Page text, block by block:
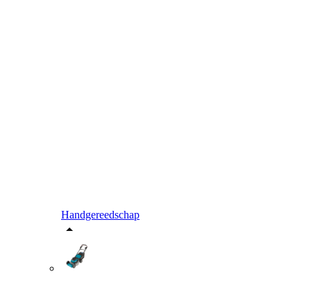
Handgereedschap